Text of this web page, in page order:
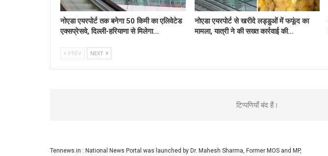
नोएडा एयरपोर्ट तक बनेगा 50 किमी का एलिवेटेड
एक्सप्रेसवे, दिल्ली-हरियाणा से मिलेगा…
नोएडा एयरपोर्ट से खरीदे लड्डुओं में फफूंद का
मामला, यात्री ने की सख्त कार्रवाई की…
PREV NEXT
टिप्पणियाँ बंद हैं।
Tennews.in : National News Portal was launched by Dr. Mahesh Sharma, Former MOS and MP,